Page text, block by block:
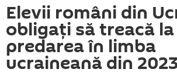
Elevii români din
obligați să treacă la
predarea în limba
ucraineană din